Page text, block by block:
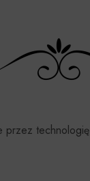
przez technologię